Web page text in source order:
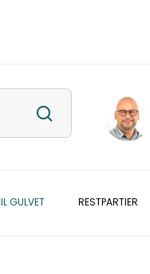
GULVET RESTPARTIER